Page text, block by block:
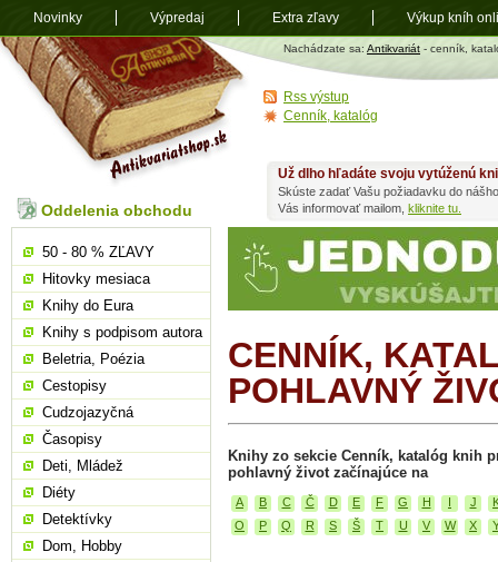
Antikvariát
shop.sk
Nachádzate sa: Antikvariát - cenník,
CENNÍK,
POHLAVNÝ
Knihy zo sekcie Cenník, katalóg knih
pohlavný život začínajúce na
A B C Č D E F G H J
O
P Q R S Š T U V W X
Už dlho hľadáte svoju vytúženú
Skúste zadať Vašu požiadavku do
Vás informovať mailom, kliknite tu.
Oddelenia obchodu
50 - 80 % ZĽAVY
Hitovky mesiaca
Knihy do Eura
Knihy s podpisom autora
Beletria, Poézia
Cestopisy
Cudzojazyčná
Časopisy
Deti, Mládež
Diéty
Detektívky
Dom, Hobby
Rss výstup
Cenník, katalóg
Novinky Výpredaj Extra zľavy Výkup kníh